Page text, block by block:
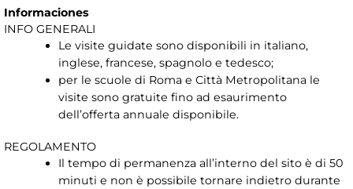
Informaciones
INFO GENERALI
Le visite guidate sono disponibili in italiano,
inglese, francese, spagnolo e tedesco;
per le scuole di Roma e Città Metropolitana le
visite sono gratuite fino ad esaurimento
dell’offerta annuale disponibile.
REGOLAMENTO
Il tempo di permanenza all’interno del sito è di 50
minuti e non è possibile tornare indietro durante